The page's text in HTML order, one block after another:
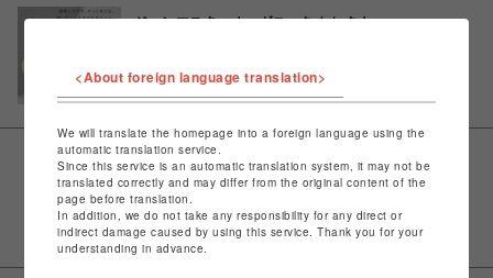
ジョンマスターオーガニック セレクト
ジョンマスターオーガニック セレクト
バスソルトセット【 me john masters organics 】
￥1,980
<About foreign language translation>
We will translate the homepage into a foreign language using the
automatic translation service.
Since this service is an automatic translation system, it may not be
translated correctly and may differ from the original content of the
page before translation.
In addition, we do not take any responsibility for any direct or
indirect damage caused by using this service. Thank you for your
understanding in advance.